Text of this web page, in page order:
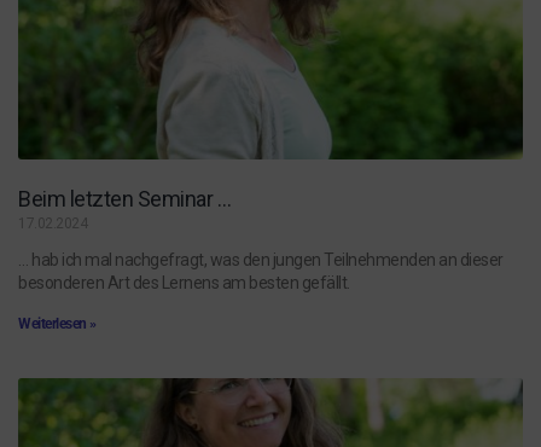
Beim letzten Seminar …
17.02.2024
… hab ich mal nachgefragt, was den jungen Teilnehmenden an dieser
besonderen Art des Lernens am besten gefällt.
Weiterlesen »